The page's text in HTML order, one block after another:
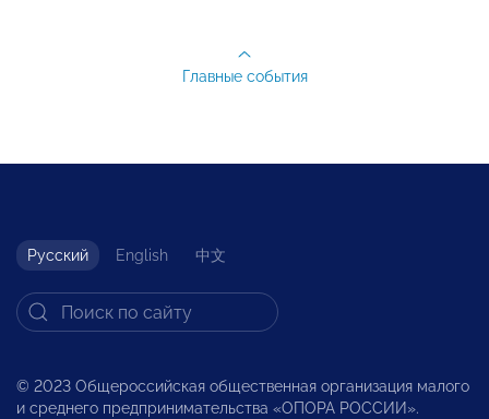
Главные события
Русский English 中文
© 2023 Общероссийская общественная организация малого
и среднего предпринимательства «ОПОРА РОССИИ».